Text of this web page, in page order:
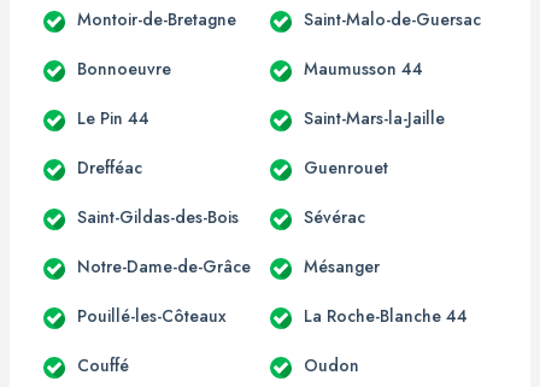
Montoir-de-Bretagne Saint-Malo-de-Guersac
Bonnoeuvre Maumusson 44
Le Pin 44 Saint-Mars-la-Jaille
Drefféac Guenrouet
Saint-Gildas-des-Bois Sévérac
Notre-Dame-de-Grâce Mésanger
Pouillé-les-Côteaux La Roche-Blanche 44
Couffé Oudon